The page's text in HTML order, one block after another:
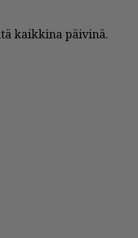
kaik­ki­na päi­vi­nä.